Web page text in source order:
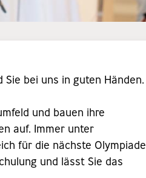
bei uns in guten Händen.
und bauen ihre
auf. Immer unter
für die nächste Olympiade
und lässt Sie das